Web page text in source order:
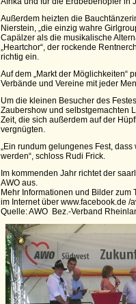
Außerdem heizten die
Nierstein, „die einzig wahre
Capälzer als die musikalische
„Heartchor“, der rockende
richtig ein.
Auf dem „Markt der Möglichkeiten“
Verbände und Vereine mit jeder
Um die kleinen Besucher des
Zaubershow und selbstgemachten
Zeit, die sich außerdem auf der
vergnügten.
„Ein rundum gelungenes Fest,
werden“, schloss Rudi Frick.
Im kommenden Jahr richtet der
AWO aus.
Mehr Informationen und Bilder zum
im Internet über www.facebook.de
Quelle: AWO Bez.-Verband